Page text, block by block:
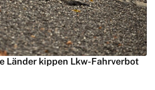
Länder kippen Lkw-Fahrverbot